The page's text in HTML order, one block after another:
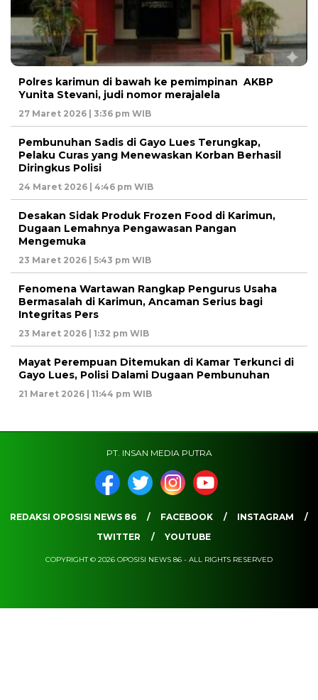
Polres karimun di bawah ke pemimpinan AKBP
Yunita Stevani, judi nomor merajalela
27 Maret 2026 | 3:36 pm WIB
Pembunuhan Sadis di Gayo Lues Terungkap,
Pelaku Curas yang Menewaskan Korban Berhasil
Diringkus Polisi
24 Maret 2026 | 4:46 pm WIB
Desakan Sidak Produk Frozen Food di Karimun,
Dugaan Lemahnya Pengawasan Pangan
Mengemuka
23 Maret 2026 | 5:43 pm WIB
Fenomena Wartawan Rangkap Pengurus Usaha
Bermasalah di Karimun, Ancaman Serius bagi
Integritas Pers
23 Maret 2026 | 1:32 pm WIB
Mayat Perempuan Ditemukan di Kamar Terkunci di
Gayo Lues, Polisi Dalami Dugaan Pembunuhan
21 Maret 2026 | 11:44 pm WIB
PT. INSAN MEDIA PUTRA
REDAKSI OPOSISI NEWS 86 FACEBOOK
INSTAGRAM
TWITTER
YOUTUBE
COPYRIGHT © 2026 OPOSISI NEWS 86 - ALL RIGHTS RESERVED